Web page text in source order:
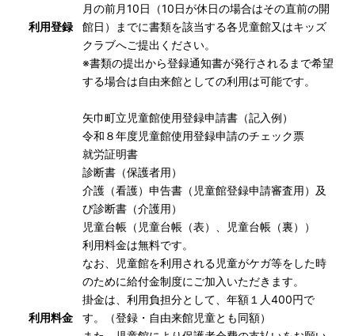
利用登録
月の前月10日（10日が休日の場合はその直前の開
館日）までに書類を該当する各児童館又はキッズ
クラブへご提出ください。
※書類の提出から登録通知書が発行されるまで希望
する場合は自由来館としての利用は可能です。
矢巾町立児童館使用登録申請書 （記入例）
令和８年度児童館使用登録申請のチェック票
就労証明書
診断書（保護者用）
介護（看護）申告書（児童館登録申請審査用）及
び診断書（介護用）
児童台帳 （ 児童台帳（表） 児童台帳（裏） ）
利用料金
利用料金は無料です。
なお、児童館を利用される児童がケガ等をした時
のために給付金制度にご加入いただきます。
掛金は、利用負担分として、年額１人400円で
す。（登録・自由来館児童とも同額）